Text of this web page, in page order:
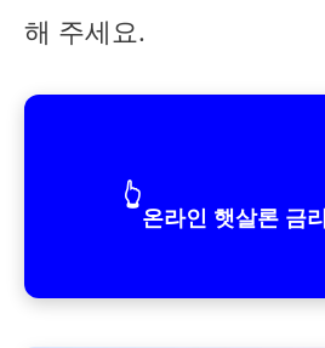
해 주세요.
👆
온라인 햇살론 금